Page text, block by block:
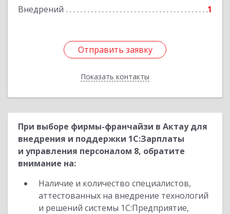
Внедрений 1
Отправить заявку
Показать контакты
Отправить заявку
Назад
При выборе фирмы-франчайзи в Актау для
внедрения и поддержки 1С:Зарплаты
и управления персоналом 8, обратите
внимание на:
Наличие и количество специалистов,
аттестованных на внедрение технологий
и решений системы 1С:Предприятие,